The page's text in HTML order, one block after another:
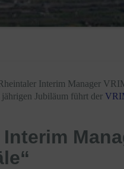
Interim Manager
Jubiläum führt der